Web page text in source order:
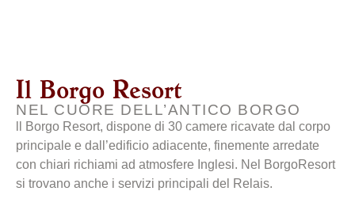
Il Borgo Resort
NEL CUORE DELL’ANTICO BORGO
ll Borgo Resort, dispone di 30 camere ricavate dal corpo
principale e dall’edificio adiacente, finemente arredate
con chiari richiami ad atmosfere Inglesi. Nel BorgoResort
si trovano anche i servizi principali del Relais.